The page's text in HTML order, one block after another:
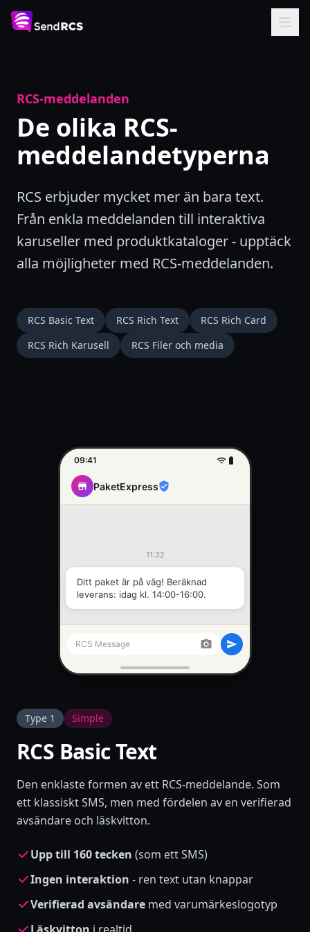
RCS-meddelanden
De olika RCS-
meddelandetyperna
RCS erbjuder mycket mer än bara text.
Från enkla meddelanden till interaktiva
karuseller med produktkataloger - upptäck
alla möjligheter med RCS-meddelanden.
RCS Basic Text RCS Rich Text
RCS Rich Card
RCS Rich Karusell
RCS Filer och media
09:41
PaketExpress
11:32
Ditt paket är på väg! Beräknad
leverans: idag kl. 14:00-16:00.
RCS Message
Type 1 Simple
RCS Basic Text
Den enklaste formen av ett RCS-meddelande. Som
ett klassiskt SMS, men med fördelen av en verifierad
avsändare och läskvitton.
Upp till 160 tecken (som ett SMS)
Ingen interaktion - ren text utan knappar
Verifierad avsändare med varumärkeslogotyp